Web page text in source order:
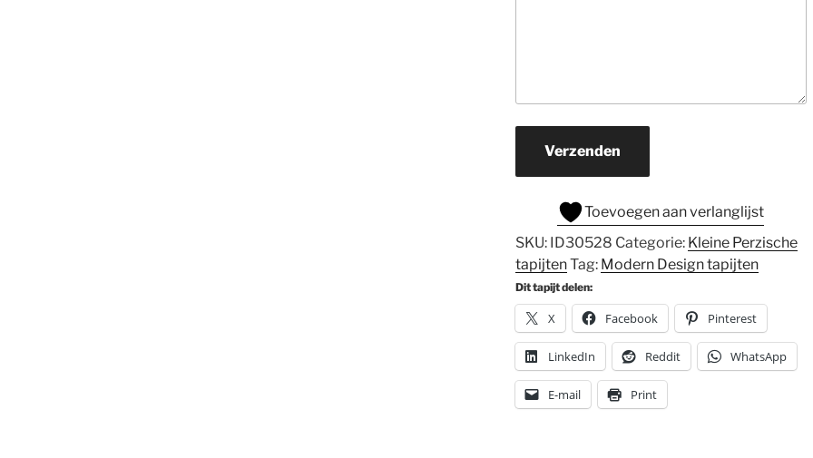
Verzenden
Toevoegen aan verlanglijst
SKU: ID30528 Categorie: Kleine Perzische
tapijtenTag: Modern Design tapijten
Dit tapijt delen:
X Facebook Pinterest
LinkedIn Reddit WhatsApp
E-mail Print
beperkter